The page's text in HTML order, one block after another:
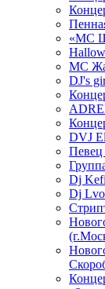
«МС
МС
DJ's
DVJ
Dj
Dj